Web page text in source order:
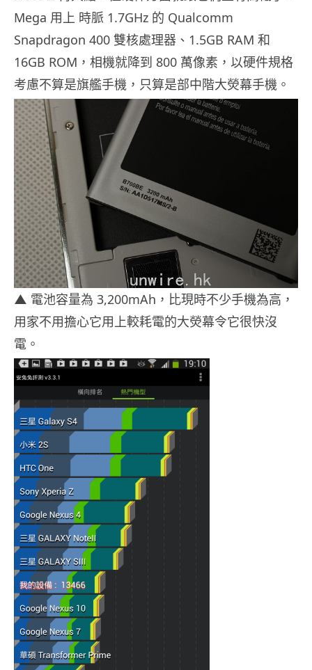
Mega 用上 時脈 1.7GHz 的 Qualcomm
Snapdragon 400 雙核處理器、1.5GB RAM 和
16GB ROM，相機就降到 800 萬像素，以硬件規格
考慮不算是旗艦手機，只算是部中階大熒幕手機。
▲ 電池容量為 3,200mAh，比現時不少手機為高，
用家不用擔心它用上較耗電的大熒幕令它很快沒
電。